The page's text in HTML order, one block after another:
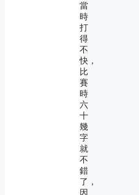
當
時
打
得
不
快，
比
賽
時
六
十
幾
字
就
不
錯
了，
因